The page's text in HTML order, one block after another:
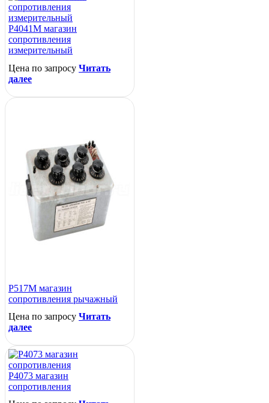
Р4041М магазин
сопротивления
измерительный
Цена по запросу Читать
далее
Р517М магазин
сопротивления рычажный
Цена по запросу Читать
далее
Р4073 магазин
сопротивления